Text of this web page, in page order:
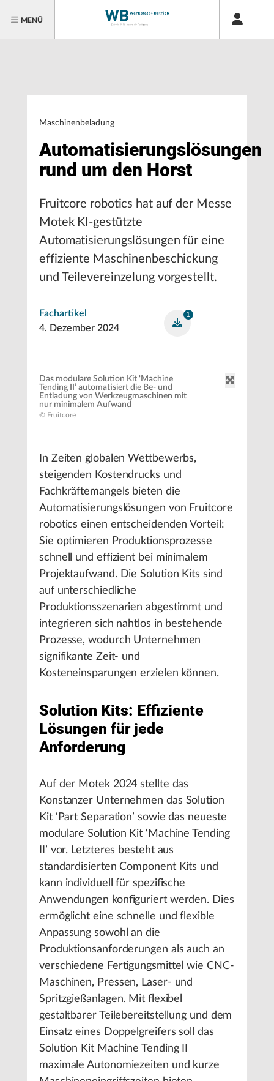
MENÜ
Maschinenbeladung
Automatisierungslösungen
rund um den Horst
Fruitcore robotics hat auf der Messe
Motek KI-gestützte
Automatisierungslösungen für eine
effiziente Maschinenbeschickung
und Teilevereinzelung vorgestellt.
Fachartikel
4. Dezember 2024
1
Das modulare Solution Kit ‘Machine
Tending II’ automatisiert die Be- und
Entladung von Werkzeugmaschinen mit
nur minimalem Aufwand
© Fruitcore
In Zeiten globalen Wettbewerbs,
steigenden Kostendrucks und
Fachkräftemangels bieten die
Automatisierungslösungen von Fruitcore
robotics einen entscheidenden Vorteil:
Sie optimieren Produktionsprozesse
schnell und effizient bei minimalem
Projektaufwand. Die Solution Kits sind
auf unterschiedliche
Produktionsszenarien abgestimmt und
integrieren sich nahtlos in bestehende
Prozesse, wodurch Unternehmen
signifikante Zeit- und
Kosteneinsparungen erzielen können.
Solution Kits: Effiziente
Lösungen für jede
Anforderung
Auf der Motek 2024 stellte das
Konstanzer Unternehmen das Solution
Kit ‘Part Separation’ sowie das neueste
modulare Solution Kit ‘Machine Tending
II’ vor. Letzteres besteht aus
standardisierten Component Kits und
kann individuell für spezifische
Anwendungen konfiguriert werden. Dies
ermöglicht eine schnelle und flexible
Anpassung sowohl an die
Produktionsanforderungen als auch an
verschiedene Fertigungsmittel wie CNC-
Maschinen, Pressen, Laser- und
Spritzgießanlagen. Mit flexibel
gestaltbarer Teilebereitstellung und dem
Einsatz eines Doppelgreifers soll das
Solution Kit Machine Tending II
maximale Autonomiezeiten und kurze